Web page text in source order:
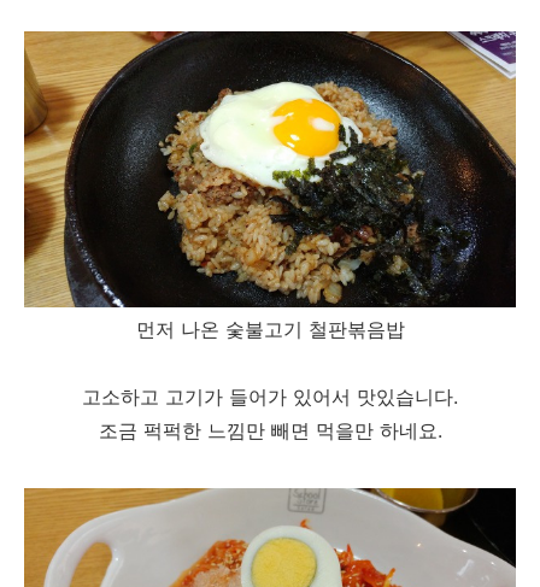
먼저 나온 숯불고기 철판볶음밥
고소하고 고기가 들어가 있어서 맛있습니다.
조금 퍽퍽한 느낌만 빼면 먹을만 하네요.